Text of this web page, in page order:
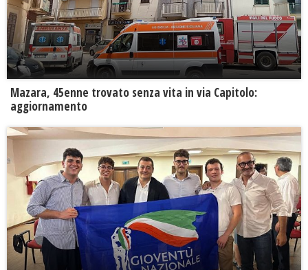
Mazara, 45enne trovato senza vita in via Capitolo:
aggiornamento